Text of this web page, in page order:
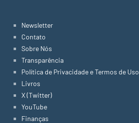
Newsletter
Contato
Sobre Nós
Transparência
Política de Privacidade e Termos de Uso
Livros
X (Twitter)
YouTube
Finanças